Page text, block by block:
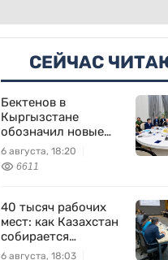
СЕЙЧАС
Бектенов в
Кыргызстане
обозначил новые
приоритеты ЕАЭС
6 августа, 18:20
6611
40 тысяч рабочих
мест: как Казахстан
собирается
перезапустить
6 августа, 18:03